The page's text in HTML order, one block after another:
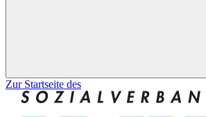
Zur Startseite des